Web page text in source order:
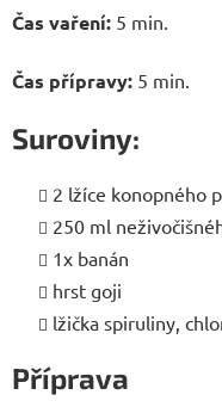
Čas vaření: 5 min.
Čas přípravy: 5 min.
Suroviny:
2 lžíce konopného
250 ml
1x banán
hrst goji
lžička spiruliny,
Příprava